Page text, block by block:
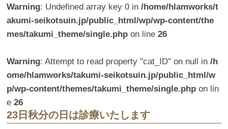
Warning: Undefined array key 0 in/home/hlamworks/t
akumi-seikotsuin.jp/public_html/wp/wp-content/the
mes/takumi_theme/single.php on line26
Warning: Attempt to read property "cat_ID" on null in/h
ome/hlamworks/takumi-seikotsuin.jp/public_html/w
p/wp-content/themes/takumi_theme/single.php on lin
e26
23日秋分の日は診療いたします